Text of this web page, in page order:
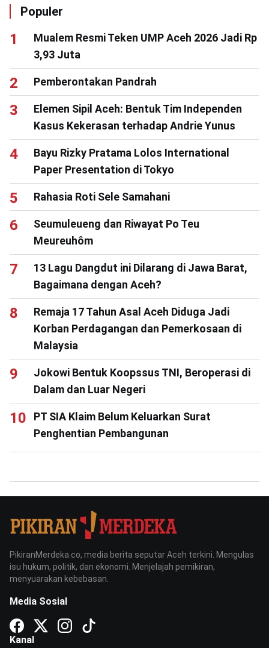
Populer
Mualem Resmi Teken UMP Aceh 2026 Jadi Rp
3,93 Juta
Pemberontakan Pandrah
Elemen Sipil Aceh: Bentuk Tim Independen
Kasus Kekerasan terhadap Andrie Yunus
Bayu Rizky Pratama Lolos International
Paper Presentation di Tokyo
Rahasia Roti Sele Samahani
Seumuleueng dan Riwayat Po Teu
Meureuhôm
13 Lagu Dangdut ini Dilarang di Jawa Barat,
Bagaimana dengan Aceh?
Remaja 17 Tahun Asal Aceh Diduga Jadi
Korban Perdagangan dan Pemerkosaan di
Malaysia
Jokowi Bentuk Koopssus TNI, Beroperasi di
Dalam dan Luar Negeri
PT SIA Klaim Belum Keluarkan Surat
Penghentian Pembangunan
PikiranMerdeka.co, media berita seputar Aceh terkini. Mengulas
isu hukum, politik, dan ekonomi. Menjelajah pemikiran,
menyuarakan kebebasan.
Media Sosial
Kanal